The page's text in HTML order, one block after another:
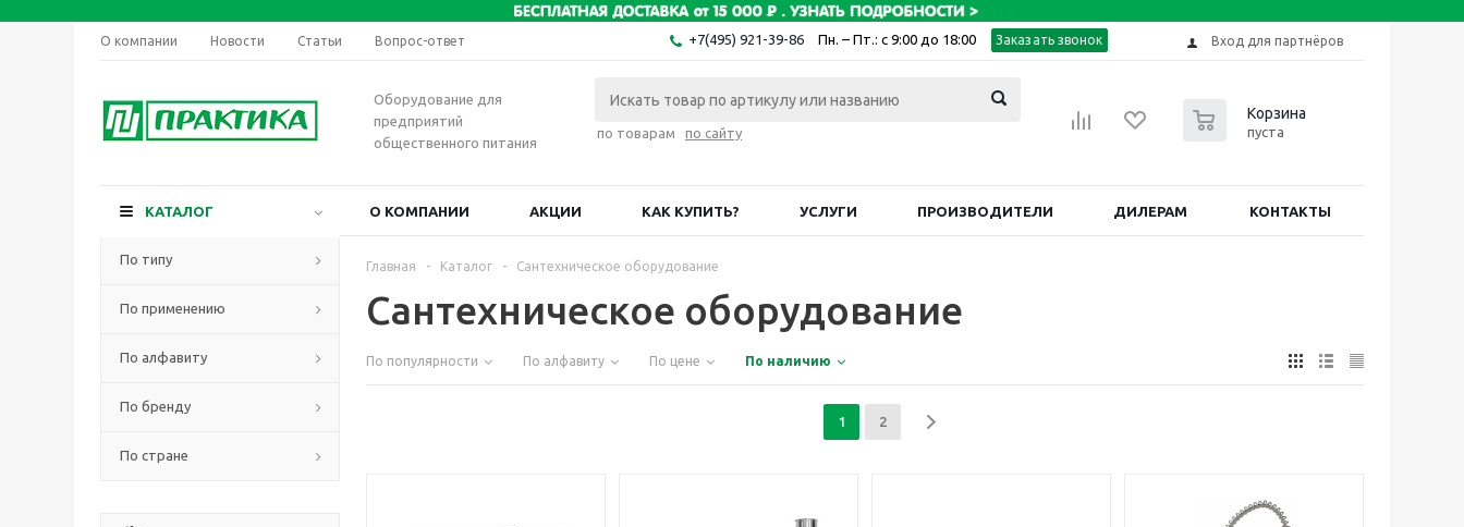
О компании Новости Статьи Вопрос-ответ +7(495) 921-39-86 Пн. – Пт.: с 9:00 до 18:00 Заказать звонок Вход для партнёров
Оборудование для
предприятий
общественного питания
по товарам по сайту
Корзина
пуста
КАТАЛОГ О КОМПАНИИ АКЦИИ КАК КУПИТЬ? УСЛУГИ ПРОИЗВОДИТЕЛИ ДИЛЕРАМ КОНТАКТЫ
По типу
По применению
По алфавиту
По бренду
По стране
Главная - Каталог - Сантехническое оборудование
Сантехническое оборудование
По популярности По алфавиту По цене По наличию
1 2